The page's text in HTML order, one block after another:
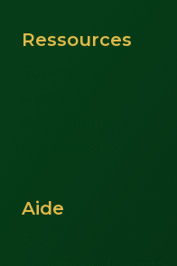
Ressources
Aide